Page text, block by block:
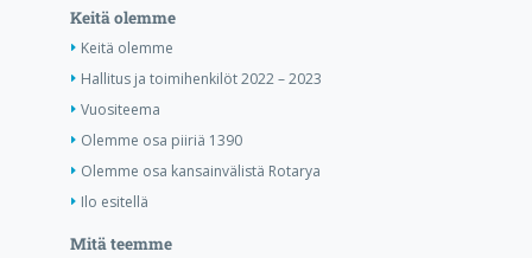
Keitä olemme
Keitä olemme
Hallitus ja toimihenkilöt 2022 – 2023
Vuositeema
Olemme osa piiriä 1390
Olemme osa kansainvälistä Rotarya
Ilo esitellä
Mitä teemme